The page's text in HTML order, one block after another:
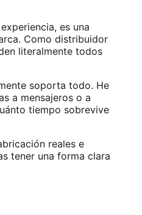
es una
Como distribuidor
literalmente todos
soporta todo. He
a mensajeros o a
tiempo sobrevive
reales e
tener una forma clara